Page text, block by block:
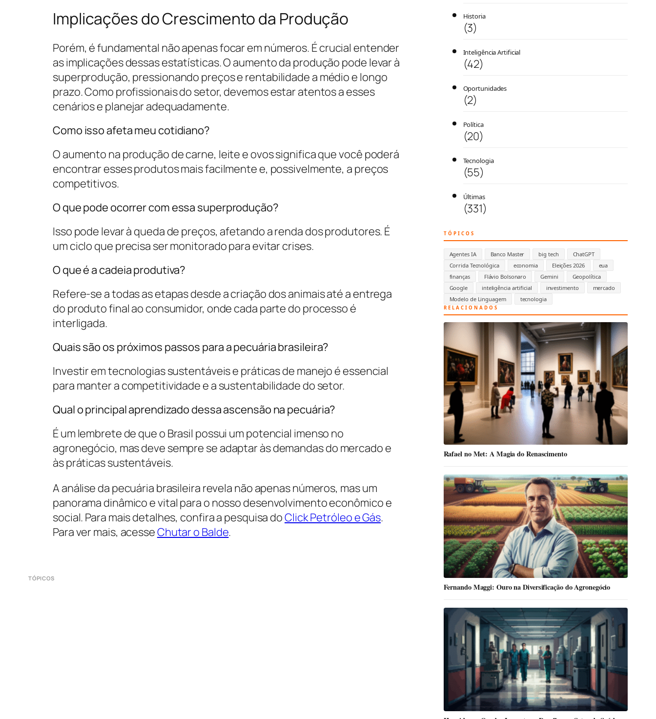
Implicações do Crescimento da Produção
Porém, é fundamental não apenas focar em números. É crucial entender
as implicações dessas estatísticas. O aumento da produção pode levar à
superprodução, pressionando preços e rentabilidade a médio e longo
prazo. Como profissionais do setor, devemos estar atentos a esses
cenários e planejar adequadamente.
Como isso afeta meu cotidiano?
O aumento na produção de carne, leite e ovos significa que você poderá
encontrar esses produtos mais facilmente e, possivelmente, a preços
competitivos.
O que pode ocorrer com essa superprodução?
Isso pode levar à queda de preços, afetando a renda dos produtores. É
um ciclo que precisa ser monitorado para evitar crises.
O que é a cadeia produtiva?
Refere-se a todas as etapas desde a criação dos animais até a entrega
do produto final ao consumidor, onde cada parte do processo é
interligada.
Quais são os próximos passos para a pecuária brasileira?
Investir em tecnologias sustentáveis e práticas de manejo é essencial
para manter a competitividade e a sustentabilidade do setor.
Qual o principal aprendizado dessa ascensão na pecuária?
É um lembrete de que o Brasil possui um potencial imenso no
agronegócio, mas deve sempre se adaptar às demandas do mercado e
às práticas sustentáveis.
A análise da pecuária brasileira revela não apenas números, mas um
panorama dinâmico e vital para o nosso desenvolvimento econômico e
social. Para mais detalhes, confira a pesquisa doClick Petróleo e Gás.
Para ver mais, acesseChutar o Balde.
TÓPICOS
Historia
(3)
Inteligência Artificial
(42)
Oportunidades
(2)
Política
(20)
Tecnologia
(55)
Últimas
(331)
TÓPICOS
Agentes IA Banco Master big tech
ChatGPT
Corrida Tecnológica
economia Eleições 2026
eua
finanças
Flávio Bolsonaro Gemini
Geopolítica
Google
inteligência artificial investimento
mercado
Modelo de Linguagem
tecnologia
RELACIONADOS
Rafael no Met: A Magia do Renascimento
Fernando Maggi: Ouro na Diversificação do Agronegócio